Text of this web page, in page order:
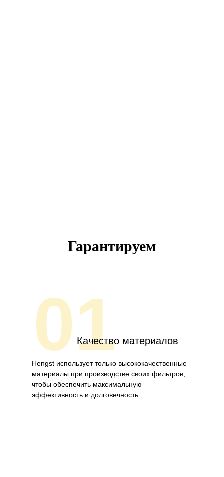
Гарантируем
01Качество материалов
Hengst использует только высококачественные
материалы при производстве своих фильтров,
чтобы обеспечить максимальную
эффективность и долговечность.